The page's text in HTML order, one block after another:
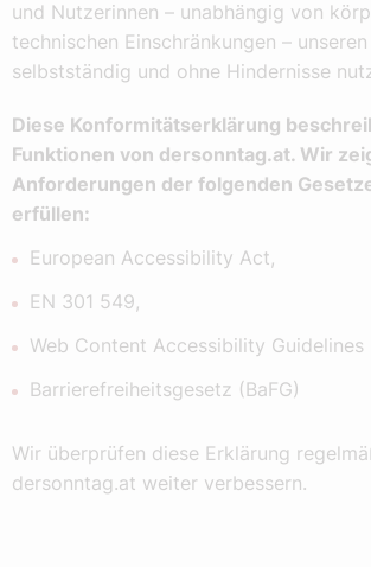
und Nutzerinnen – unabhängig von
technischen Einschränkungen –
selbstständig und ohne Hindernisse
Diese Konformitätserklärung
Funktionen von dersonntag.at. Wir
Anforderungen der folgenden
erfüllen:
European Accessibility Act,
EN 301 549,
Web Content Accessibility Guidelines
Barrierefreiheitsgesetz (BaFG)
Wir überprüfen diese Erklärung
dersonntag.at weiter verbessern.